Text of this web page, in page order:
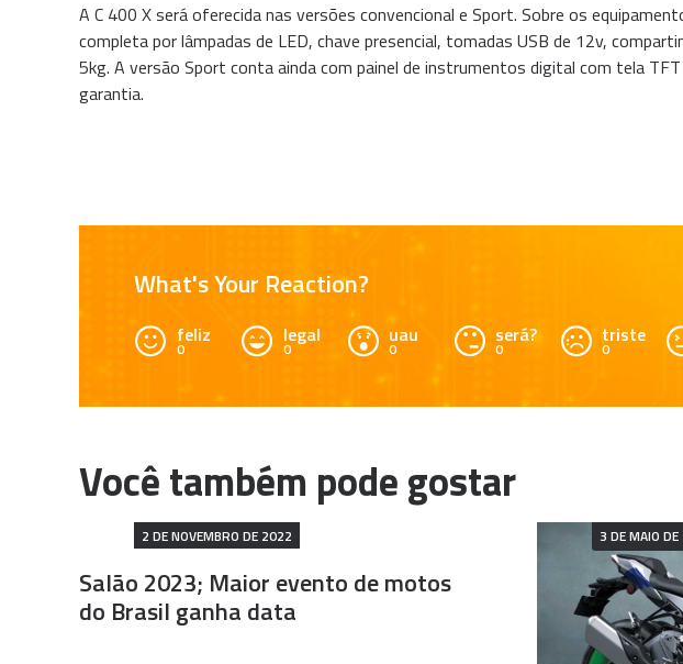
A C 400 X será oferecida nas versões convencional e Sport. Sobre os
completa por lâmpadas de LED, chave presencial, tomadas USB de 12v,
5kg. A versão Sport conta ainda com painel de instrumentos digital com tela
garantia.
What's Your Reaction?
feliz
0
legal
0
uau
0
será?
0
triste
0
2 DE NOVEMBRO DE 2022
Salão 2023; Maior evento de motos
do Brasil ganha data
3 DE MAIO